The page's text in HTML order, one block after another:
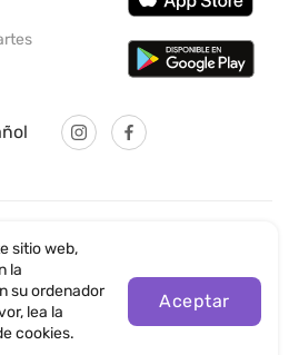
INTERNATIONAL LTD
de Seguridad
de la página web
sitio web,
la
su ordenador
lea la
cookies.
Aceptar